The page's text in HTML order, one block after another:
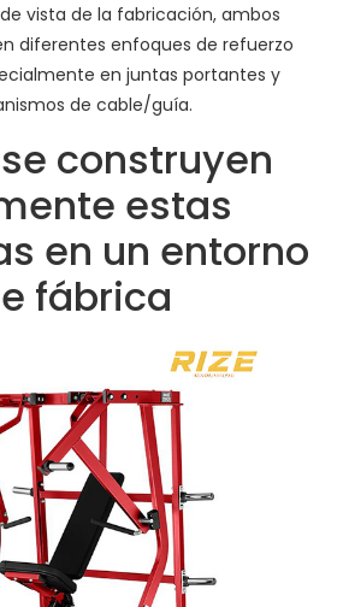
vista de la fabricación, ambos
diferentes enfoques de refuerzo
en juntas portantes y
de cable/guía.
construyen
estas
en un entorno
fábrica